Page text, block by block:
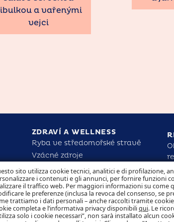
sito utilizza cookie tecnici, analitici e di profilazione,
i contenuti e gli annunci, per fornire funzioni
il traffico web. Per maggiori informazioni su come
le preferenze (inclusa la revoca del consenso, se
trattiamo i dati personali – anche raccolti tramite
completa e l’informativa privacy disponibiliqui. Le
solo i cookie necessari”, non sarà installato alcun
a vařenými
vejci
ZDRAVÍ A WELLNESS
Ryba ve středomořské stravě
Vzácné zdroje
Rio Mare pro zdraví a sílu dětí
Zjistěte nutriční fakta